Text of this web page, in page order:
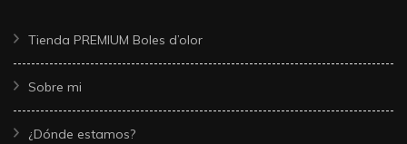
Tienda PREMIUM Boles d’olor
Sobre mi
¿Dónde estamos?